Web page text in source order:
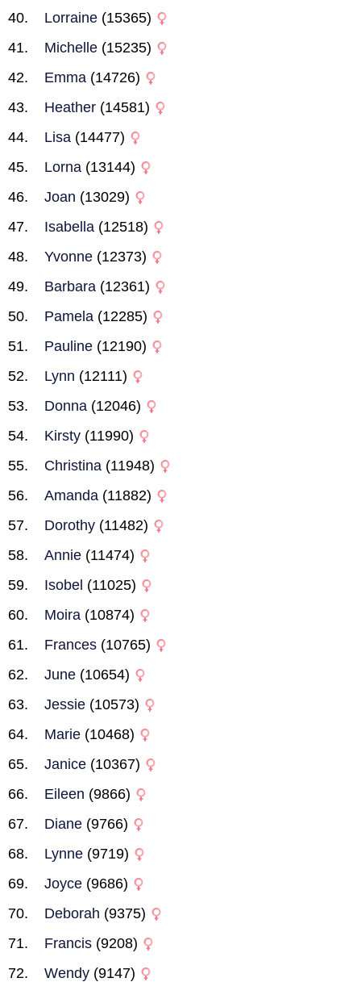
Lorraine (15365)
Michelle (15235)
Emma (14726)
Heather (14581)
Lisa (14477)
Lorna (13144)
Joan (13029)
Isabella (12518)
Yvonne (12373)
Barbara (12361)
Pamela (12285)
Pauline (12190)
Lynn (12111)
Donna (12046)
Kirsty (11990)
Christina (11948)
Amanda (11882)
Dorothy (11482)
Annie (11474)
Isobel (11025)
Moira (10874)
Frances (10765)
June (10654)
Jessie (10573)
Marie (10468)
Janice (10367)
Eileen (9866)
Diane (9766)
Lynne (9719)
Joyce (9686)
Deborah (9375)
Francis (9208)
Wendy (9147)